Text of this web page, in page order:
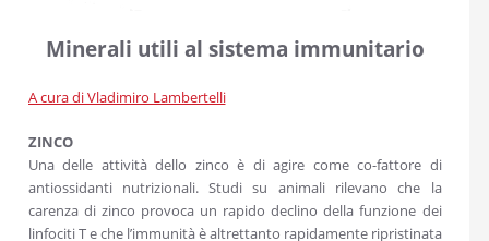
Minerali utili al sistema immunitario
A cura di Vladimiro Lambertelli
ZINCO
Una delle attività dello zinco è di agire come co-fattore di
antiossidanti nutrizionali. Studi su animali rilevano che la
carenza di zinco provoca un rapido declino della funzione dei
linfociti T e che l’immunità è altrettanto rapidamente ripristinata